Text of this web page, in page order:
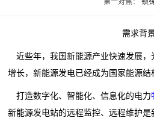
需求背
近些年，我国新能源产业快速发展
增长，新能源发电已经成为国家能源结
打造数字化、智能化、信息化的电力
新能源发电站的远程监控、远程维护是